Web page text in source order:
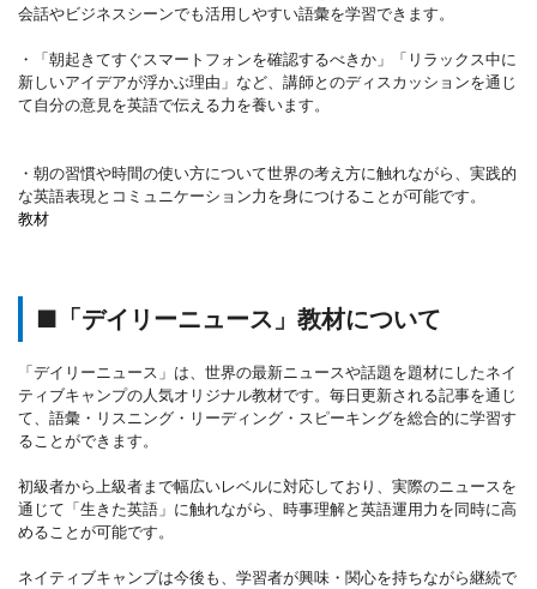
会話やビジネスシーンでも活用しやすい語彙を学習できます。
・「朝起きてすぐスマートフォンを確認するべきか」「リラックス中に
新しいアイデアが浮かぶ理由」など、講師とのディスカッションを通じ
て自分の意見を英語で伝える力を養います。
・朝の習慣や時間の使い方について世界の考え方に触れながら、実践的
な英語表現とコミュニケーション力を身につけることが可能です。
教材
■「デイリーニュース」教材について
「デイリーニュース」は、世界の最新ニュースや話題を題材にしたネイ
ティブキャンプの人気オリジナル教材です。毎日更新される記事を通じ
て、語彙・リスニング・リーディング・スピーキングを総合的に学習す
ることができます。
初級者から上級者まで幅広いレベルに対応しており、実際のニュースを
通じて「生きた英語」に触れながら、時事理解と英語運用力を同時に高
めることが可能です。
ネイティブキャンプは今後も、学習者が興味・関心を持ちながら継続で